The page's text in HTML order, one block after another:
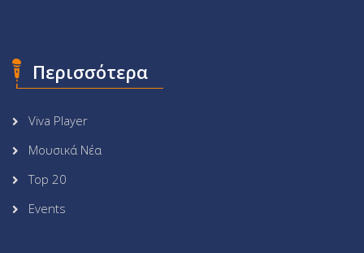
Περισσότερα
Viva Player
Μουσικά Νέα
Top 20
Events